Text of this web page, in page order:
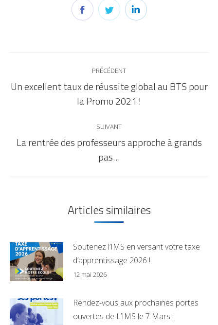
PRÉCÉDENT
Un excellent taux de réussite global au BTS pour
la Promo 2021 !
SUIVANT
La rentrée des professeurs approche à grands
pas…
Articles similaires
Soutenez l’IMS en versant votre taxe
d’apprentissage 2026 !
12 mai 2026
Rendez-vous aux prochaines portes
ouvertes de L’IMS le 7 Mars !